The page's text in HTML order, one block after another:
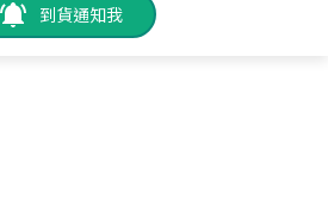
到貨通知我